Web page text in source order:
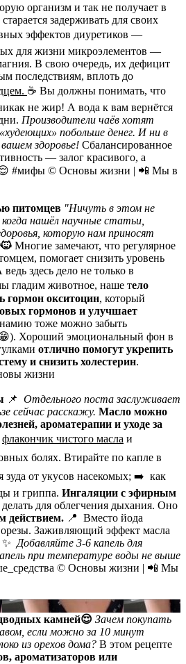
организм и так не получает в
задерживать для своих
эффектов диуретиков —
для жизни микроэлементов —
В свою очередь, их дефицит
последствиям, вплоть до
☕️ Вы должны понимать, что
не жир! А вода к вам вернётся
Производители чаёв хотят
побольше денег. И ни в
здоровье! Сбалансированное
— залог красивого, а
😌 #мифы © Основы жизни | 📲 Мы в
питомцев "Ничуть в этом не
нашёл научные статьи,
которую нам приносят
Многие замечают, что регулярное
помогает снизить уровень
здесь дело не только в
гладим животное, наше тело
гормон окситоцин, который
гормонов и улучшает
тоже можно забыть
Хороший эмоциональный фон в
отлично помогут укрепить
и снизить холестерин.
жизни
📌 Отдельного поста заслуживает
сейчас расскажу. Масло можно
ароматерапии и уходе за
флакончик чистого масла и
болях. Втирайте по капле в
от укусов насекомых; ➡️ как
и гриппа. Ингаляции с эфирным
для облегчения дыхания. Оно
действием. 📍 Вместо йода
Заживляющий эффект масла
✨ Добавляйте 3-6 капель для
при температуре воды не выше
© Основы жизни | 📲 Мы
камней😌 Зачем покупать
если можно за 10 минут
из орехов дома? В этом рецепте
ароматизаторов или